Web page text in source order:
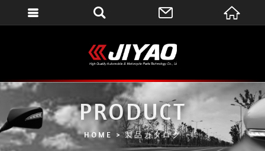
PRODUCT
HOME 製品カタログ
會員登入(燈箱)
加入會員
忘記密碼
密碼修改
訂單查詢